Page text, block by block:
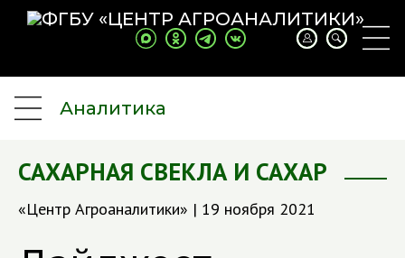
Аналитика
САХАРНАЯ СВЕКЛА И САХАР
«Центр Агроаналитики» | 19 ноября 2021